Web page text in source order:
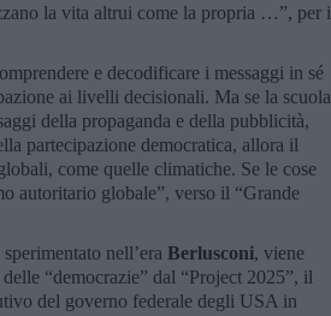
la vita altrui come la propria …”, per i
e decodificare i messaggi in sé
ai livelli decisionali. Ma se la scuola
della propaganda e della pubblicità,
partecipazione democratica, allora il
come quelle climatiche. Se le cose
autoritario globale”, verso il “Grande
nell’era Berlusconi, viene
“democrazie” dal “Project 2025”, il
del governo federale degli USA in